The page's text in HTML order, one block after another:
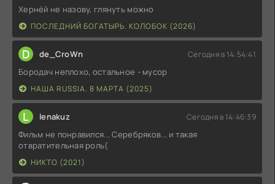
Хернёй не назову, глянуть можно
ПОСЛЕДНИЙ БОГАТЫРЬ. КОЛОБОК (2026)
D de_CroWn Сегодня в 14:54:41
Бородач неплохо, остальное - мусор
НАША RUSSIA. 8 МАРТА (2025)
L lenakuz Сегодня в 14:46:39
Фильм не понравился... Серебряков... и такая
отвратительная роль(
НИКТО (2021)